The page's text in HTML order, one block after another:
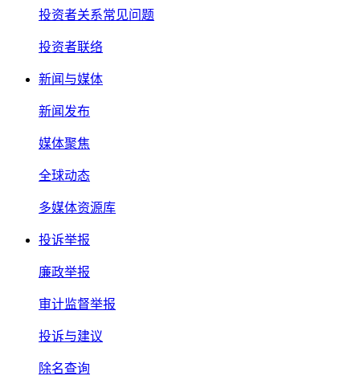
投资者关系常见问题
投资者联络
新闻与媒体
新闻发布
媒体聚焦
全球动态
多媒体资源库
投诉举报
廉政举报
审计监督举报
投诉与建议
除名查询